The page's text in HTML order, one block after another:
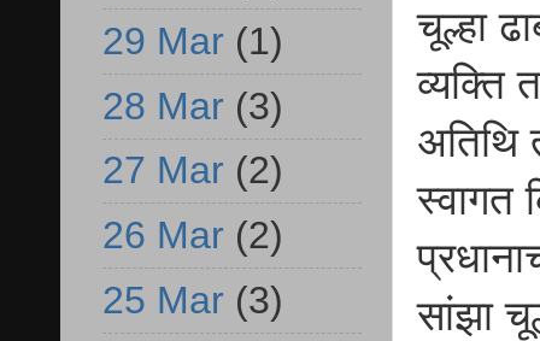
चूल्हा
व्यक्ति
अतिथि
स्वागत
सांझा
29 Mar (1)
28 Mar (3)
27 Mar (2)
26 Mar (2)
25 Mar (3)